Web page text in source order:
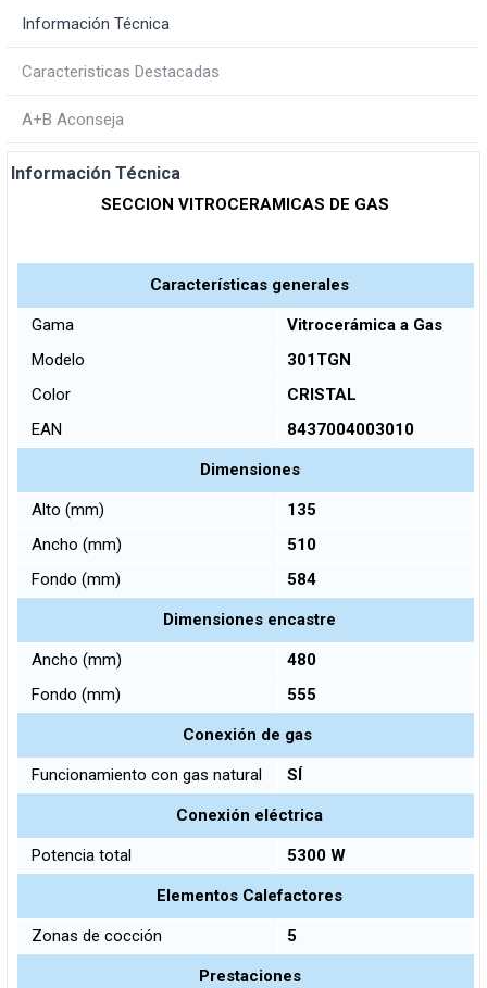
Información Técnica
Caracteristicas Destacadas
A+B Aconseja
Información Técnica
SECCION VITROCERAMICAS DE GAS
Características generales
Gama
Vitrocerámica a Gas
Modelo
301TGN
Color
CRISTAL
EAN
8437004003010
Dimensiones
Alto (mm)
135
Ancho (mm)
510
Fondo (mm)
584
Dimensiones encastre
Ancho (mm)
480
Fondo (mm)
555
Conexión de gas
Funcionamiento con gas natural SÍ
Conexión eléctrica
Potencia total 5300 W
Elementos Calefactores
Zonas de cocción 5
Prestaciones